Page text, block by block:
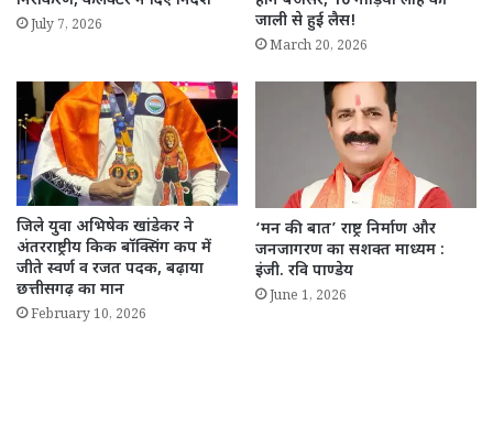
July 7, 2026
जाली से हुई लैस!
March 20, 2026
जिले युवा अभिषेक खांडेकर ने
अंतरराष्ट्रीय किक बॉक्सिंग कप में
जीते स्वर्ण व रजत पदक, बढ़ाया
छत्तीसगढ़ का मान
February 10, 2026
‘मन की बात’ राष्ट्र निर्माण और
जनजागरण का सशक्त माध्यम :
इंजी. रवि पाण्डेय
June 1, 2026